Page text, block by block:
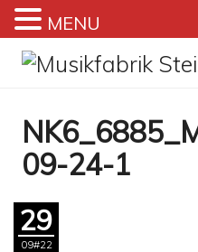
Zum
Inhalt
09-24-1
29
09#22
MENU